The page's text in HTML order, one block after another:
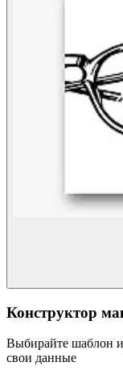
Конструктор
Выбирайте шаблон и
свои данные